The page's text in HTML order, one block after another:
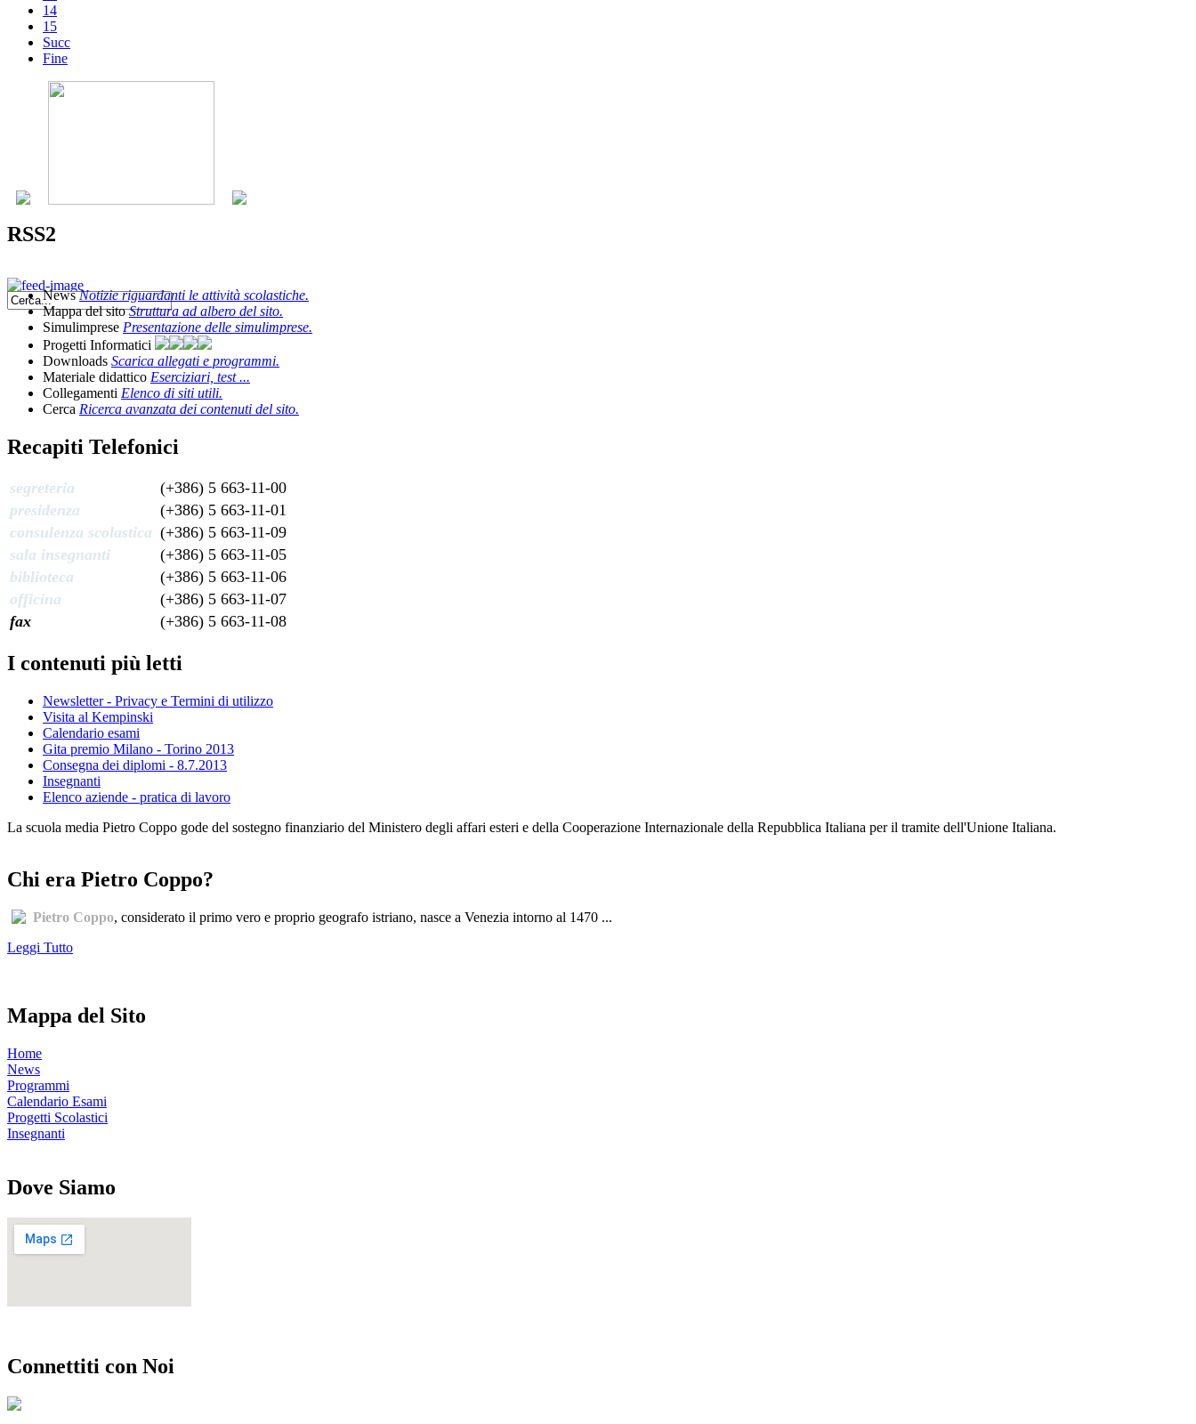
14
15
Succ
Fine
RSS2
NewsNotizie riguardanti le attività scolastiche.
Mappa del sitoStruttura ad albero del sito.
Simulimprese Presentazione delle simulimprese.
Progetti Informatici
Downloads Scarica allegati e programmi.
Materiale didattico Eserciziari, test ...
Collegamenti Elenco di siti utili.
Cerca Ricerca avanzata dei contenuti del sito.
Recapiti Telefonici
segreteria
(+386) 5 663-11-00
presidenza
(+386) 5 663-11-01
consulenza scolastica (+386) 5 663-11-09
sala insegnanti
(+386) 5 663-11-05
biblioteca
(+386) 5 663-11-06
officina
(+386) 5 663-11-07
fax
(+386) 5 663-11-08
I contenuti più letti
Newsletter - Privacy e Termini di utilizzo
Visita al Kempinski
Calendario esami
Gita premio Milano - Torino 2013
Consegna dei diplomi - 8.7.2013
Insegnanti
Elenco aziende - pratica di lavoro
La scuola media Pietro Coppo gode del sostegno finanziario del Ministero degli affari esteri e della Cooperazione Internazionale della Repubblica Italiana per il tramite dell'Unione Italiana.
Chi era Pietro Coppo?
Pietro Coppo, considerato il primo vero e proprio geografo istriano, nasce a Venezia intorno al 1470 ...
Leggi Tutto
Mappa del Sito
Home
News
Programmi
Calendario Esami
Progetti Scolastici
Insegnanti
Dove Siamo
Connettiti con Noi